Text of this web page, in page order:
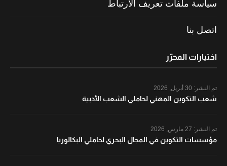
سياسة ملفات تعريف الارتباط
اتصل بنا
اختيارات المحرّر
تم النشر:
شعب التكوين المهني لحاملي الشعب الأدبية
تم النشر:
مؤسسات التكوين في المجال البحري لحاملي البكالوريا